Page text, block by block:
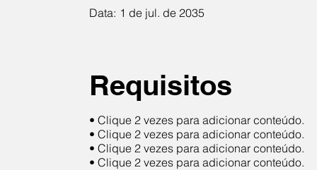
Data: 1 de jul. de 2035
Requisitos
• Clique 2 vezes para adicionar conteúdo.
• Clique 2 vezes para adicionar conteúdo.
• Clique 2 vezes para adicionar conteúdo.
• Clique 2 vezes para adicionar conteúdo.